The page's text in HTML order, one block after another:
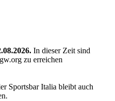
In dieser Zeit sind
zu erreichen
Sportsbar Italia bleibt auch